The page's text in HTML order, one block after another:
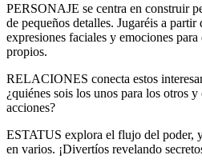
PERSONAJE se centra en construir
de pequeños detalles. Jugaréis a partir
expresiones faciales y emociones
propios.
RELACIONES conecta estos
¿quiénes sois los unos para los otros
acciones?
ESTATUS explora el flujo del poder,
en varios. ¡Divertíos revelando